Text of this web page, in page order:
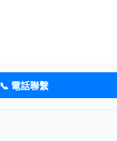
📞 電話聯繫